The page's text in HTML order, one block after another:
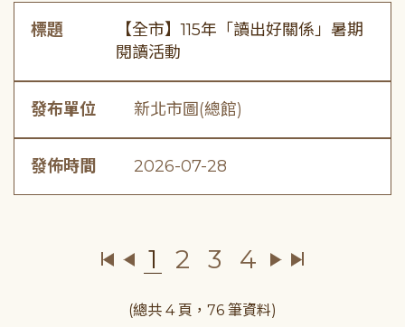
標題
【全市】115年「讀出好關係」暑期
閱讀活動
發布單位 新北市圖(總館)
發佈時間 2026-07-28
1 2 3 4
(總共 4 頁，76 筆資料)